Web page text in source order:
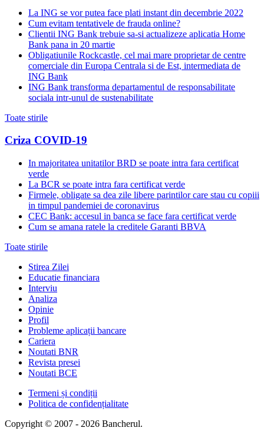
La ING se vor putea face plati instant din decembrie 2022
Cum evitam tentativele de frauda online?
Clientii ING Bank trebuie sa-si actualizeze aplicatia Home
Bank pana in 20 martie
Obligatiunile Rockcastle, cel mai mare proprietar de centre
comerciale din Europa Centrala si de Est, intermediata de
ING Bank
ING Bank transforma departamentul de responsabilitate
sociala intr-unul de sustenabilitate
Toate stirile
Criza COVID-19
In majoritatea unitatilor BRD se poate intra fara certificat
verde
La BCR se poate intra fara certificat verde
Firmele, obligate sa dea zile libere parintilor care stau cu copiii
in timpul pandemiei de coronavirus
CEC Bank: accesul in banca se face fara certificat verde
Cum se amana ratele la creditele Garanti BBVA
Toate stirile
Stirea Zilei
Educatie financiara
Interviu
Analiza
Opinie
Profil
Probleme aplicații bancare
Cariera
Noutati BNR
Revista presei
Noutati BCE
Termeni și condiții
Politica de confidențialitate
Copyright © 2007 - 2026 Bancherul.